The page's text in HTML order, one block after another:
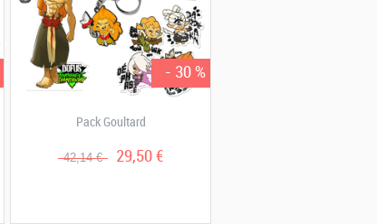
- 30 %
Pack Goultard
42,14 € 29,50 €